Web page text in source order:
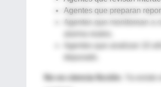
Agentes que preparan
Agentes que monitorean
Agentes que analizan 10
No es ciencia ficción
. Ya